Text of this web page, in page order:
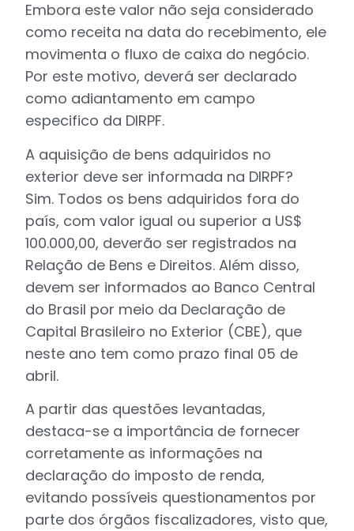
Embora este valor não seja considerado
como receita na data do recebimento, ele
movimenta o fluxo de caixa do negócio.
Por este motivo, deverá ser declarado
como adiantamento em campo
especifico da DIRPF.
A aquisição de bens adquiridos no
exterior deve ser informada na DIRPF?
Sim. Todos os bens adquiridos fora do
país, com valor igual ou superior a US$
100.000,00, deverão ser registrados na
Relação de Bens e Direitos. Além disso,
devem ser informados ao Banco Central
do Brasil por meio da Declaração de
Capital Brasileiro no Exterior (CBE), que
neste ano tem como prazo final 05 de
abril.
A partir das questões levantadas,
destaca-se a importância de fornecer
corretamente as informações na
declaração do imposto de renda,
evitando possíveis questionamentos por
parte dos órgãos fiscalizadores, visto que,